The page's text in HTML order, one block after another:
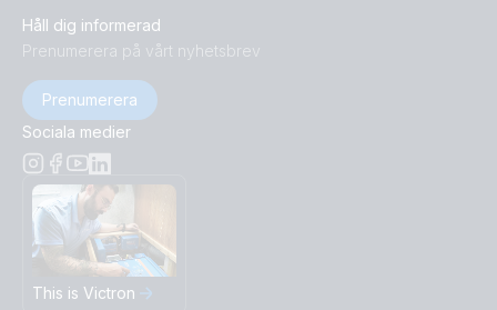
Håll dig informerad
Prenumerera på vårt nyhetsbrev
Prenumerera
Sociala medier
This is Victron